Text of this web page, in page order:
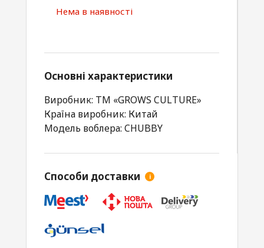
Нема в наявності
Основні характеристики
Виробник: ТМ «GROWS CULTURE»
Країна виробник: Китай
Модель воблера: CHUBBY
Способи доставки i